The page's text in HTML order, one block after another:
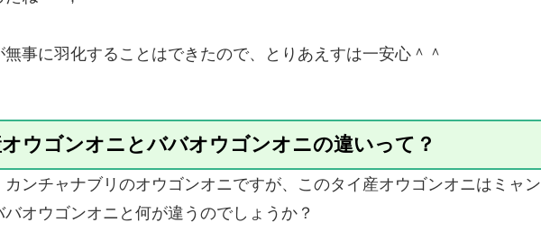
事に羽化することはできたので、とりあえすは一安心＾＾
ウゴンオニとババオウゴンオニの違いって？
ンチャナブリのオウゴンオニですが、このタイ産オウゴンオニはミャン
オウゴンオニと何が違うのでしょうか？